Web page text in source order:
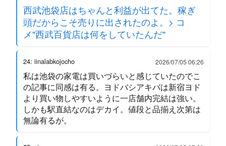
西武池袋店はちゃんと利益が出てた。稼ぎ
頭だからこそ売りに出されたのよ。> コ
メ"西武百貨店は何をしていたんだ"
24: iinalabkojocho 2026/07/05 06:26
私は池袋の家電は買いづらいと感じていたのでこ
の記事に同感は有る。ヨドバシアキバは新宿ヨド
より買い物しやすいように一店舗内完結は強い。
しかも駅直結なのはデカイ。値段と品揃え次第は
無論有るが。